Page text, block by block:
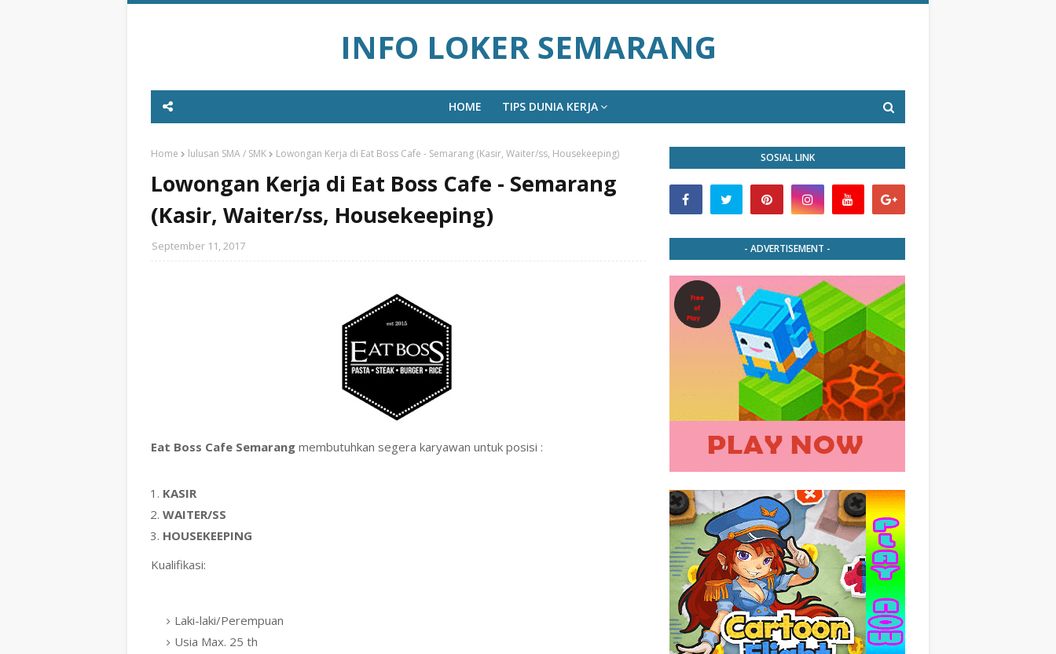
INFO LOKER SEMARANG
HOME TIPS DUNIA KERJA
Home lulusan SMA / SMK Lowongan Kerja di Eat Boss Cafe - Semarang (Kasir, Waiter/ss, Housekeeping)
Lowongan Kerja di Eat Boss Cafe - Semarang
(Kasir, Waiter/ss, Housekeeping)
September 11, 2017
Eat Boss Cafe Semarang membutuhkan segera karyawan untuk posisi :
KASIR
WAITER/SS
HOUSEKEEPING
Kualifikasi:
Laki-laki/Perempuan
Usia Max. 25 th
SOSIAL LINK
- ADVERTISEMENT -